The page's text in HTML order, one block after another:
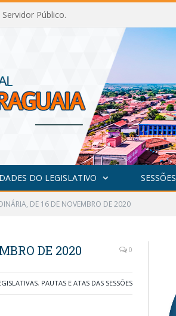
Público.
DO LEGISLATIVO SESSÕES
DE 16 DE NOVEMBRO DE 2020
DE 2020 0
, PAUTAS E ATAS DAS SESSÕES